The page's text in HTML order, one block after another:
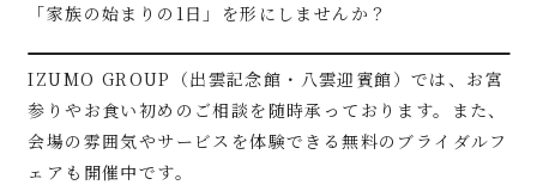
「家族の始まりの1日」を形にしませんか？
IZUMO GROUP（出雲記念館・八雲迎賓館）では、お宮
参りやお食い初めのご相談を随時承っております。また、
会場の雰囲気やサービスを体験できる無料のブライダルフ
ェアも開催中です。